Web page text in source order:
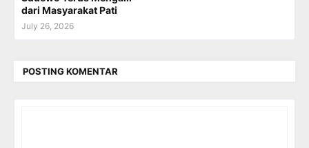
dari Masyarakat Pati
July 26, 2026
POSTING KOMENTAR